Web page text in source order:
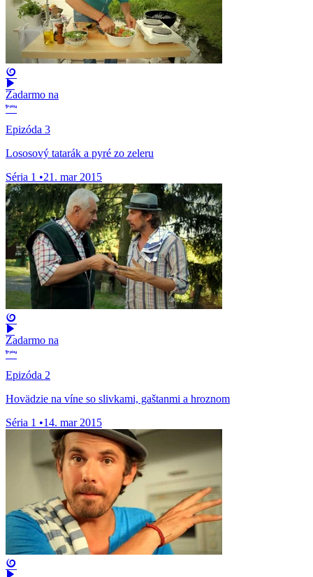
Zadarmo na
Epizóda 3
Lososový tatarák a pyré zo zeleru
Séria 1 •21. mar 2015
Zadarmo na
Epizóda 2
Hovädzie na víne so slivkami, gaštanmi a hroznom
Séria 1 •14. mar 2015